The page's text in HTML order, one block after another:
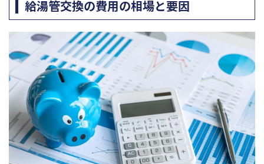
給湯管交換の費用の相場と要因